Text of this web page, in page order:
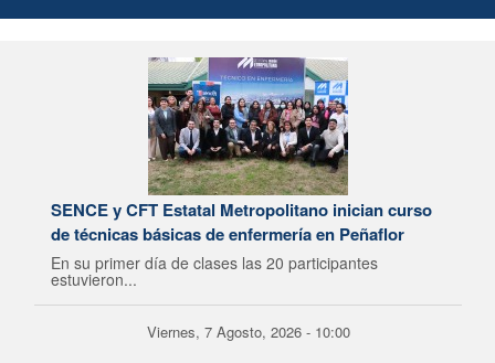
SENCE y CFT Estatal Metropolitano inician curso
de técnicas básicas de enfermería en Peñaflor
En su primer día de clases las 20 participantes
estuvieron...
Viernes, 7 Agosto, 2026 - 10:00